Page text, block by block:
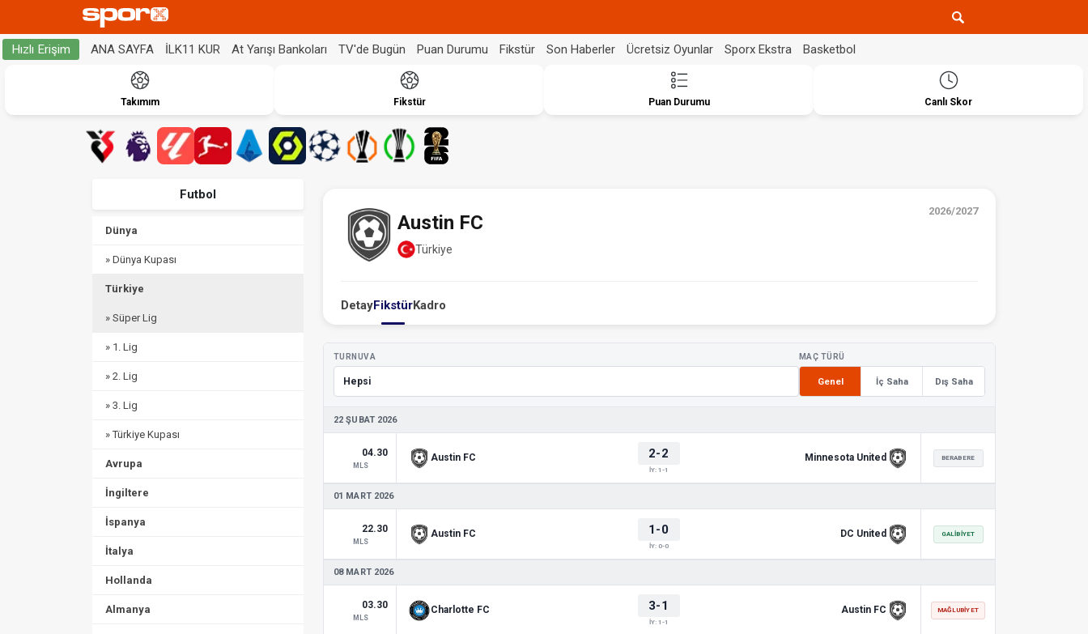
Hızlı Erişim ANA SAYFA İLK11 KUR At Yarışı Bankoları TV'de Bugün Puan Durumu Fikstür Son Haberler Ücretsiz Oyunlar Sporx Ekstra Basketbol
Takımım Fikstür Puan Durumu Canlı Skor
Futbol
Dünya
» Dünya Kupası
Türkiye
» Süper Lig
» 1. Lig
» 2. Lig
» 3. Lig
» Türkiye Kupası
Avrupa
İngiltere
İspanya
İtalya
Hollanda
Almanya
2026/2027
Austin FC
Türkiye
DetayFikstürKadro
TURNUVA MAÇ TÜRÜ
Genel İç Saha Dış Saha
22 ŞUBAT 2026
04.30
MLS
Austin FC 2-2
İY: 1-1
Minnesota United BERABERE
01 MART 2026
22.30
MLS
Austin FC 1-0
İY: 0-0
DC United GALIBIYET
08 MART 2026
03.30
MLS
Charlotte FC 3-1
İY: 1-1
Austin FC MAĞLUBIYET